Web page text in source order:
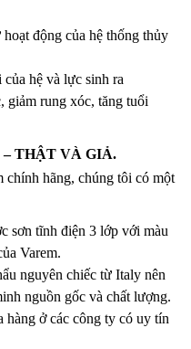
động của hệ thống thủy
hệ và lực sinh ra
giảm rung xóc, tăng tuổi
– THẬT VÀ GIẢ.
chính hãng, chúng tôi có một
sơn tĩnh điện 3 lớp với màu
Varem.
nguyên chiếc từ Italy nên
nguồn gốc và chất lượng.
hàng ở các công ty có uy tín